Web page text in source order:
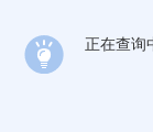
正在查询